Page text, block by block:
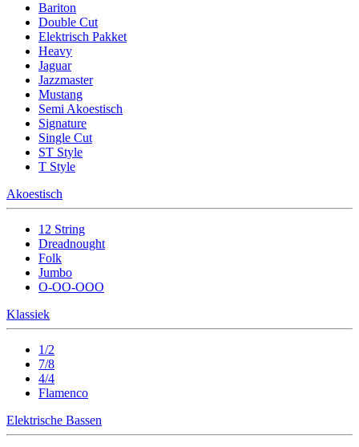
Bariton
Double Cut
Elektrisch Pakket
Heavy
Jaguar
Jazzmaster
Mustang
Semi Akoestisch
Signature
Single Cut
ST Style
T Style
Akoestisch
12 String
Dreadnought
Folk
Jumbo
O-OO-OOO
Klassiek
1/2
7/8
4/4
Flamenco
Elektrische Bassen